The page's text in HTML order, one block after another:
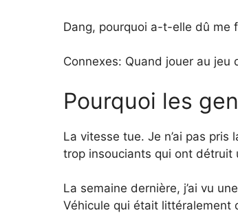
Dang, pourquoi a-t-elle dû me
Connexes: Quand jouer au jeu
Pourquoi les
La vitesse tue. Je n’ai pas pris
trop insouciants qui ont détruit
La semaine dernière, j’ai vu
Véhicule qui était littéralement